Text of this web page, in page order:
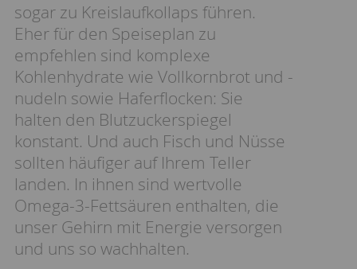
sogar zu Kreislaufkollaps führen.
Eher für den Speiseplan zu
empfehlen sind komplexe
Kohlenhydrate wie Vollkornbrot und -
nudeln sowie Haferflocken: Sie
halten den Blutzuckerspiegel
konstant. Und auch Fisch und Nüsse
sollten häufiger auf Ihrem Teller
landen. In ihnen sind wertvolle
Omega-3-Fettsäuren enthalten, die
unser Gehirn mit Energie versorgen
und uns so wachhalten.